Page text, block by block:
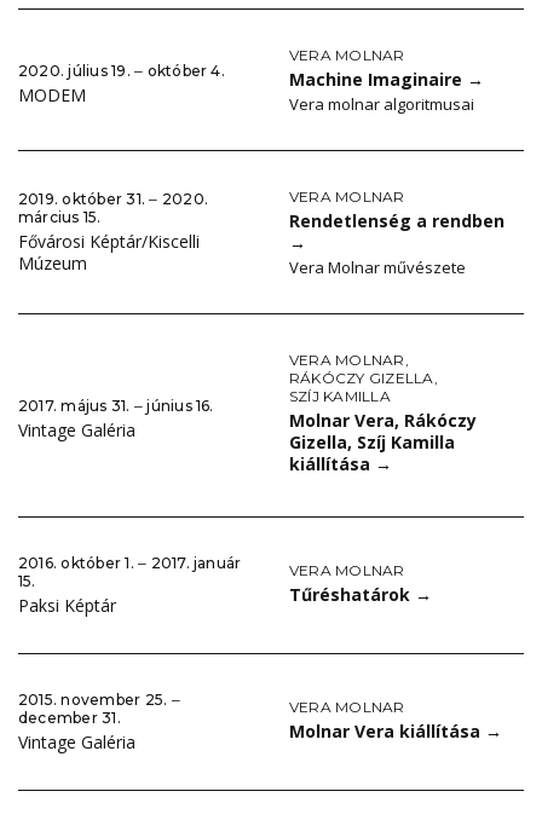
2020. július 19. ‒ október 4.
MODEM
VERA MOLNAR
Machine Imaginaire →
Vera molnar algoritmusai
2019. október 31. ‒ 2020.
március 15.
Fővárosi Képtár/Kiscelli
Múzeum
VERA MOLNAR
Rendetlenség a rendben
→
Vera Molnar művészete
2017. május 31. ‒ június 16.
Vintage Galéria
VERA MOLNAR,
RÁKÓCZY GIZELLA,
SZÍJ KAMILLA
Molnar Vera, Rákóczy
Gizella, Szíj Kamilla
kiállítása →
2016. október 1. ‒ 2017. január
15.
Paksi Képtár
VERA MOLNAR
Tűréshatárok →
2015. november 25. ‒
december 31.
Vintage Galéria
VERA MOLNAR
Molnar Vera kiállítása →